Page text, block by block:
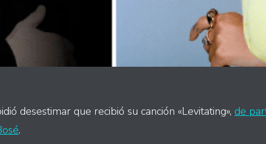
desestimar que recibió su canción «Levitating», de
.